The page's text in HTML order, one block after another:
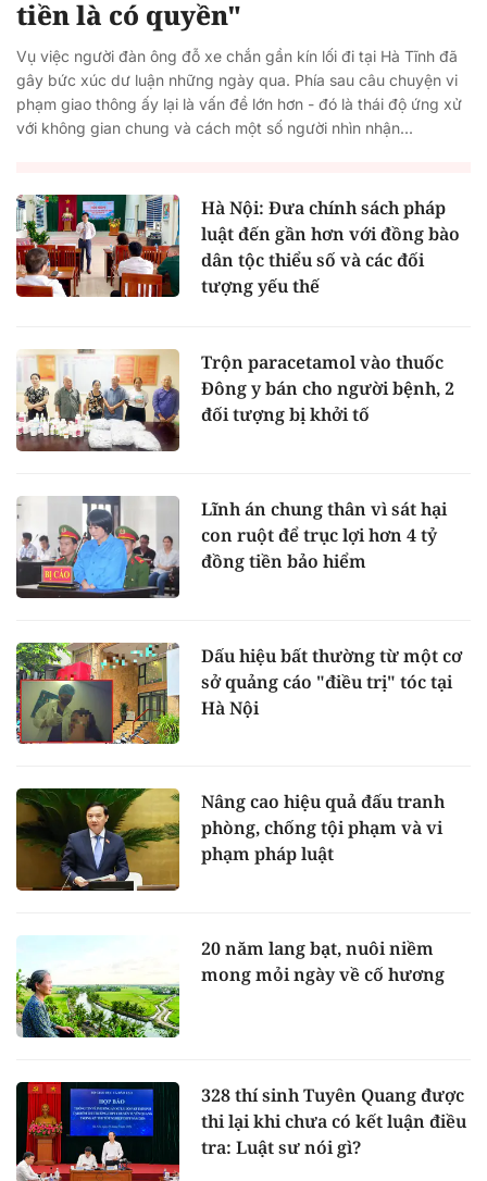
tiền là có quyền"
Vụ việc người đàn ông đỗ xe chắn gần kín lối đi tại Hà Tĩnh đã
gây bức xúc dư luận những ngày qua. Phía sau câu chuyện vi
phạm giao thông ấy lại là vấn đề lớn hơn - đó là thái độ ứng xử
với không gian chung và cách một số người nhìn nhận...
Hà Nội: Đưa chính sách pháp
luật đến gần hơn với đồng bào
dân tộc thiểu số và các đối
tượng yếu thế
Trộn paracetamol vào thuốc
Đông y bán cho người bệnh, 2
đối tượng bị khởi tố
Lĩnh án chung thân vì sát hại
con ruột để trục lợi hơn 4 tỷ
đồng tiền bảo hiểm
Dấu hiệu bất thường từ một cơ
sở quảng cáo "điều trị" tóc tại
Hà Nội
Nâng cao hiệu quả đấu tranh
phòng, chống tội phạm và vi
phạm pháp luật
20 năm lang bạt, nuôi niềm
mong mỏi ngày về cố hương
328 thí sinh Tuyên Quang được
thi lại khi chưa có kết luận điều
tra: Luật sư nói gì?